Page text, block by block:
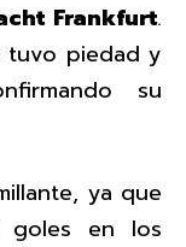
Frankfurt.
tuvo piedad y
su
ya que
goles en los